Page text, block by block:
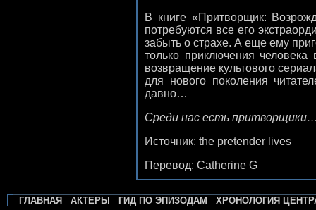
В книге «Притворщик:
потребуются все его
забыть о страхе. А еще ему
только приключения
возвращение культового
для нового поколения
давно…
Среди нас есть
Источник: the pretender lives
Перевод: Catherine G
ГЛАВНАЯ АКТЕРЫ ГИД ПО ЭПИЗОДАМ ХРОНОЛОГИЯ